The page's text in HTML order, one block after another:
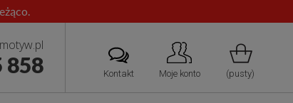
Kontakt Moje konto (pusty)
858